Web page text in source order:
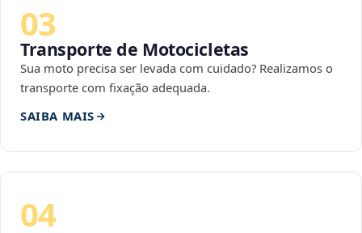
03
Transporte de Motocicletas
Sua moto precisa ser levada com cuidado? Realizamos o
transporte com fixação adequada.
SAIBA MAIS
04